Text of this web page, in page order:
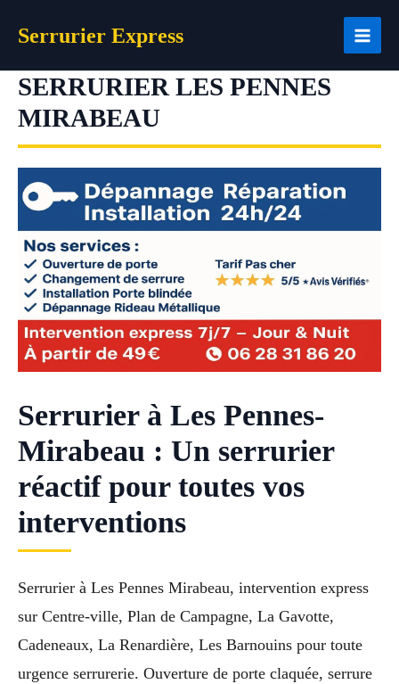
Serrurier Express
SERRURIER LES PENNES
MIRABEAU
Serrurier à Les Pennes-
Mirabeau : Un serrurier
réactif pour toutes vos
interventions
Serrurier à Les Pennes Mirabeau, intervention express
sur Centre-ville, Plan de Campagne, La Gavotte,
Cadeneaux, La Renardière, Les Barnouins pour toute
urgence serrurerie. Ouverture de porte claquée, serrure